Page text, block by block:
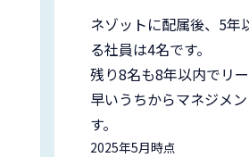
ネゾットに配属後、5年
る社員は4名です。
残り8名も8年以内でリ
早いうちからマネジメ
す。
2025年5月時点